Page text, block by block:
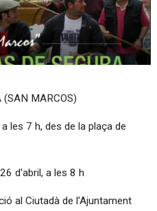
(SAN MARCOS)
les 7 h, des de la plaça de
d'abril, a les 8 h
al Ciutadà de l'Ajuntament